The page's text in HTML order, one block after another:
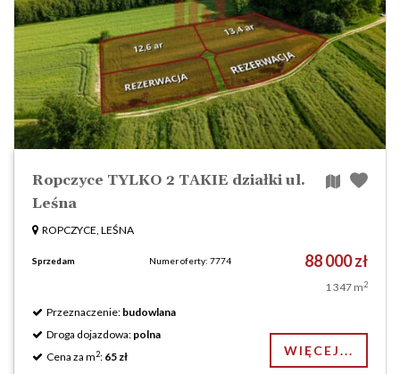
Ropczyce TYLKO 2 TAKIE działki ul.
Leśna
ROPCZYCE, LEŚNA
Sprzedam Numer oferty: 7774 88 000 zł
1 347 m2
Przeznaczenie: budowlana
Droga dojazdowa: polna
Cena za m2: 65 zł WIĘCEJ...